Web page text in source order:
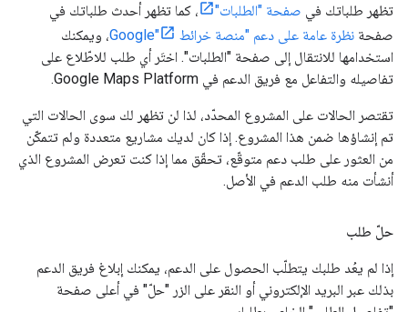
تظهر طلباتك في صفحة "الطلبات"
، كما تظهر أحدث طلباتك في
صفحة نظرة عامة على دعم "منصة خرائط Google"
، ويمكنك
استخدامها للانتقال إلى صفحة "الطلبات". اختَر أي طلب للاطّلاع على
تفاصيله والتفاعل مع فريق الدعم في Google Maps Platform.
تقتصر الحالات على المشروع المحدّد، لذا لن تظهر لك سوى الحالات التي
تم إنشاؤها ضمن هذا المشروع. إذا كان لديك مشاريع متعددة ولم تتمكّن
من العثور على طلب دعم متوقّع، تحقّق مما إذا كنت تعرض المشروع الذي
أنشأت منه طلب الدعم في الأصل.
حلّ طلب
إذا لم يعُد طلبك يتطلّب الحصول على الدعم، يمكنك إبلاغ فريق الدعم
بذلك عبر البريد الإلكتروني أو النقر على الزر "حلّ" في أعلى صفحة